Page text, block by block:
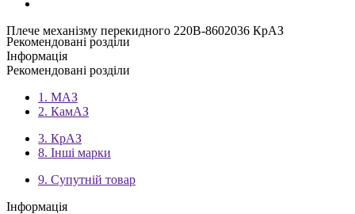
Плече механізму перекидного 220В-8602036 КрАЗ
Рекомендовані розділи
Інформація
Рекомендовані розділи
1. МАЗ
2. КамАЗ
3. КрАЗ
8. Інші марки
9. Супутній товар
Інформація